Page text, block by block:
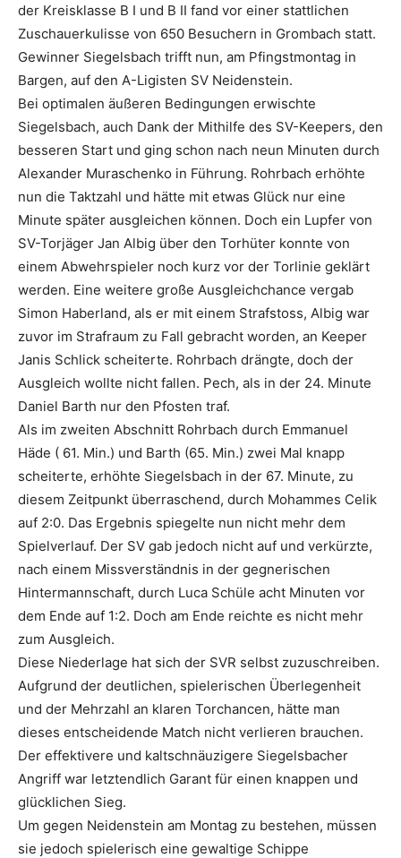
der Kreisklasse B I und B II fand vor einer stattlichen
Zuschauerkulisse von 650 Besuchern in Grombach statt.
Gewinner Siegelsbach trifft nun, am Pfingstmontag in
Bargen, auf den A-Ligisten SV Neidenstein.
Bei optimalen äußeren Bedingungen erwischte
Siegelsbach, auch Dank der Mithilfe des SV-Keepers, den
besseren Start und ging schon nach neun Minuten durch
Alexander Muraschenko in Führung. Rohrbach erhöhte
nun die Taktzahl und hätte mit etwas Glück nur eine
Minute später ausgleichen können. Doch ein Lupfer von
SV-Torjäger Jan Albig über den Torhüter konnte von
einem Abwehrspieler noch kurz vor der Torlinie geklärt
werden. Eine weitere große Ausgleichchance vergab
Simon Haberland, als er mit einem Strafstoss, Albig war
zuvor im Strafraum zu Fall gebracht worden, an Keeper
Janis Schlick scheiterte. Rohrbach drängte, doch der
Ausgleich wollte nicht fallen. Pech, als in der 24. Minute
Daniel Barth nur den Pfosten traf.
Als im zweiten Abschnitt Rohrbach durch Emmanuel
Häde ( 61. Min.) und Barth (65. Min.) zwei Mal knapp
scheiterte, erhöhte Siegelsbach in der 67. Minute, zu
diesem Zeitpunkt überraschend, durch Mohammes Celik
auf 2:0. Das Ergebnis spiegelte nun nicht mehr dem
Spielverlauf. Der SV gab jedoch nicht auf und verkürzte,
nach einem Missverständnis in der gegnerischen
Hintermannschaft, durch Luca Schüle acht Minuten vor
dem Ende auf 1:2. Doch am Ende reichte es nicht mehr
zum Ausgleich.
Diese Niederlage hat sich der SVR selbst zuzuschreiben.
Aufgrund der deutlichen, spielerischen Überlegenheit
und der Mehrzahl an klaren Torchancen, hätte man
dieses entscheidende Match nicht verlieren brauchen.
Der effektivere und kaltschnäuzigere Siegelsbacher
Angriff war letztendlich Garant für einen knappen und
glücklichen Sieg.
Um gegen Neidenstein am Montag zu bestehen, müssen
sie jedoch spielerisch eine gewaltige Schippe